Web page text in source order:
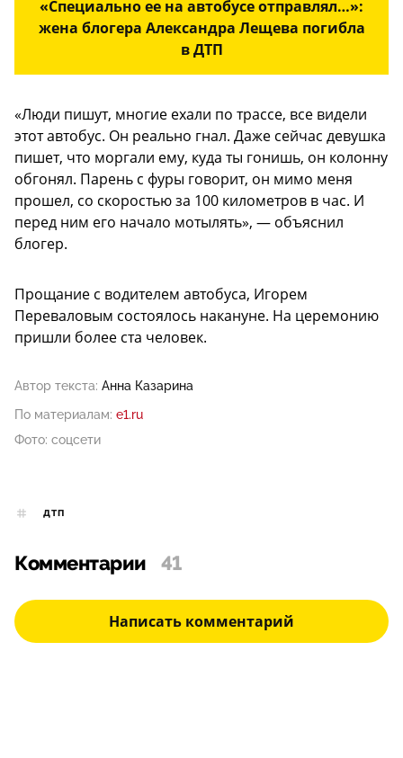
«Специально ее на автобусе отправлял…»:
жена блогера Александра Лещева погибла
в ДТП
«Люди пишут, многие ехали по трассе, все видели
этот автобус. Он реально гнал. Даже сейчас девушка
пишет, что моргали ему, куда ты гонишь, он колонну
обгонял. Парень с фуры говорит, он мимо меня
прошел, со скоростью за 100 километров в час. И
перед ним его начало мотылять», — объяснил
блогер.
Прощание с водителем автобуса, Игорем
Переваловым состоялось накануне. На церемонию
пришли более ста человек.
Автор текста: Анна Казарина
По материалам: e1.ru
Фото: соцсети
ДТП
Комментарии 41
Написать комментарий